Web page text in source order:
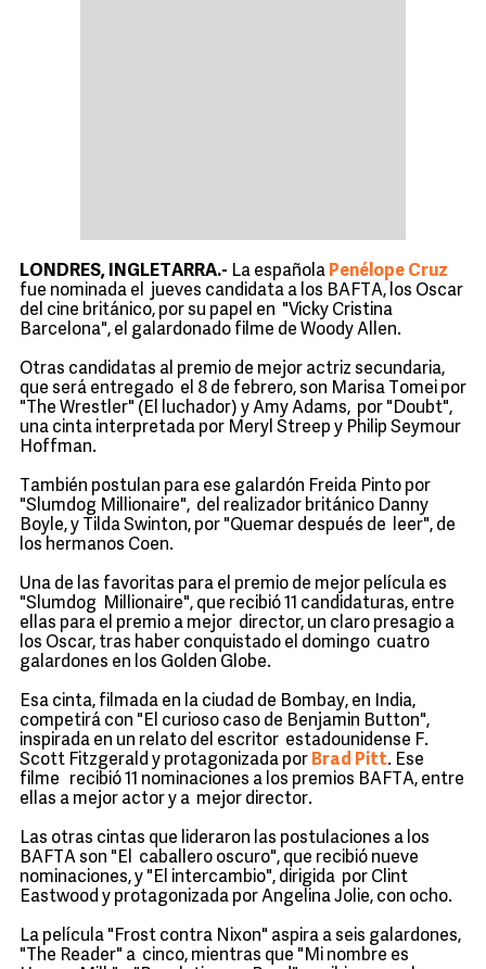
LONDRES, INGLETARRA.- La española Penélope Cruz
fue nominada el jueves candidata a los BAFTA, los Oscar
del cine británico, por su papel en "Vicky Cristina
Barcelona", el galardonado filme de Woody Allen.
Otras candidatas al premio de mejor actriz secundaria,
que será entregado el 8 de febrero, son Marisa Tomei por
"The Wrestler" (El luchador) y Amy Adams, por "Doubt",
una cinta interpretada por Meryl Streep y Philip Seymour
Hoffman.
También postulan para ese galardón Freida Pinto por
"Slumdog Millionaire", del realizador británico Danny
Boyle, y Tilda Swinton, por "Quemar después de leer", de
los hermanos Coen.
Una de las favoritas para el premio de mejor película es
"Slumdog Millionaire", que recibió 11 candidaturas, entre
ellas para el premio a mejor director, un claro presagio a
los Oscar, tras haber conquistado el domingo cuatro
galardones en los Golden Globe.
Esa cinta, filmada en la ciudad de Bombay, en India,
competirá con "El curioso caso de Benjamin Button",
inspirada en un relato del escritor estadounidense F.
Scott Fitzgerald y protagonizada por Brad Pitt. Ese
filme recibió 11 nominaciones a los premios BAFTA, entre
ellas a mejor actor y a mejor director.
Las otras cintas que lideraron las postulaciones a los
BAFTA son "El caballero oscuro", que recibió nueve
nominaciones, y "El intercambio", dirigida por Clint
Eastwood y protagonizada por Angelina Jolie, con ocho.
La película "Frost contra Nixon" aspira a seis galardones,
"The Reader" a cinco, mientras que "Mi nombre es